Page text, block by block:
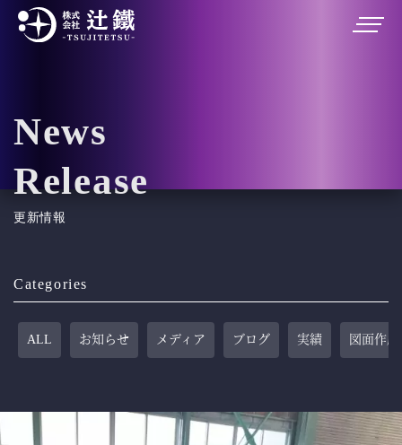
News
Release
更新情報
Categories
ALL お知らせ メディア ブログ 実績 図面作成